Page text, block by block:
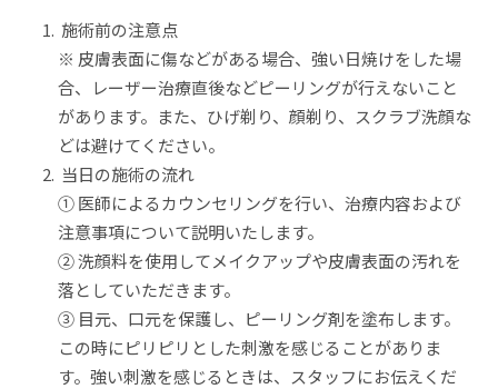
施術前の注意点
※ 皮膚表面に傷などがある場合、強い日焼けをした場
合、レーザー治療直後などピーリングが行えないこと
があります。また、ひげ剃り、顔剃り、スクラブ洗顔な
どは避けてください。
当日の施術の流れ
① 医師によるカウンセリングを行い、治療内容および
注意事項について説明いたします。
② 洗顔料を使用してメイクアップや皮膚表面の汚れを
落としていただきます。
③ 目元、口元を保護し、ピーリング剤を塗布します。
この時にピリピリとした刺激を感じることがありま
す。強い刺激を感じるときは、スタッフにお伝えくだ